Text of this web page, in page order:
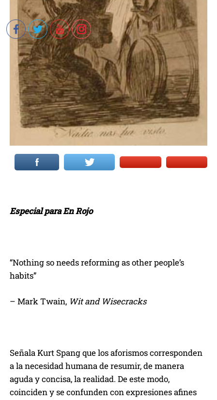
Especial para En Rojo
“Nothing so needs reforming as other people’s
habits”
– Mark Twain, Wit and Wisecracks
Señala Kurt Spang que los aforismos corresponden
a la necesidad humana de resumir, de manera
aguda y concisa, la realidad. De este modo,
coinciden y se confunden con expresiones afines